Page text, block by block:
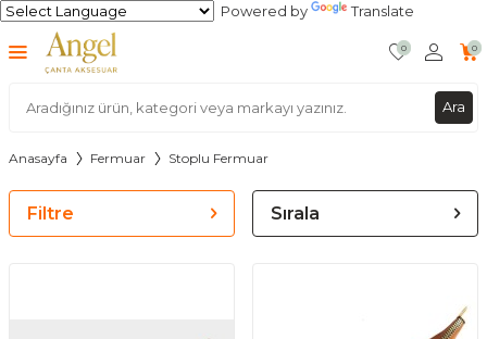
Powered by Translate
Ara
0 0
Anasayfa Fermuar Stoplu Fermuar
Filtre Sırala